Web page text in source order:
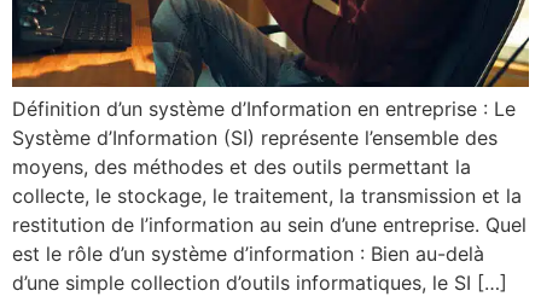
Définition d’un système d’Information en entreprise : Le
Système d’Information (SI) représente l’ensemble des
moyens, des méthodes et des outils permettant la
collecte, le stockage, le traitement, la transmission et la
restitution de l’information au sein d’une entreprise. Quel
est le rôle d’un système d’information : Bien au-delà
d’une simple collection d’outils informatiques, le SI […]